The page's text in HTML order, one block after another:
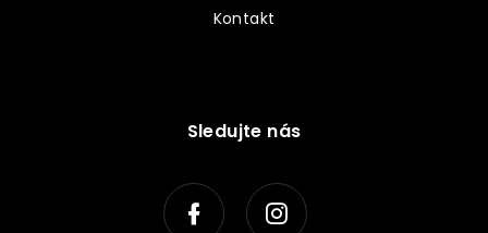
Kontakt
Sledujte nás